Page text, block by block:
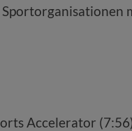
Accelerator